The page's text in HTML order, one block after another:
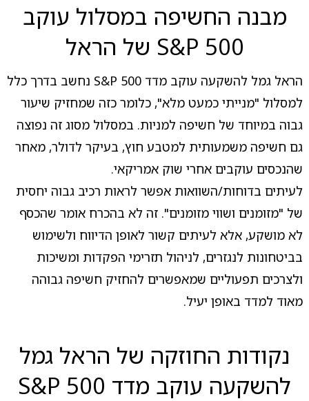
מבנה החשיפה במסלול עוקב
S&P 500 של הראל
הראל גמל להשקעה עוקב מדד S&P 500 נחשב בדרך כלל
למסלול "מנייתי כמעט מלא", כלומר כזה שמחזיק שיעור
גבוה במיוחד של חשיפה למניות. במסלול מסוג זה נפוצה
גם חשיפה משמעותית למטבע חוץ, בעיקר לדולר, מאחר
שהנכסים עוקבים אחרי שוק אמריקאי.
לעיתים בדוחות/השוואות אפשר לראות רכיב גבוה יחסית
של "מזומנים ושווי מזומנים". זה לא בהכרח אומר שהכסף
לא מושקע, אלא לעיתים קשור לאופן הדיווח ולשימוש
בביטחונות לנגזרים, לניהול תזרימי הפקדות ומשיכות
ולצרכים תפעוליים שמאפשרים להחזיק חשיפה גבוהה
מאוד למדד באופן יעיל.
נקודות החוזקה של הראל גמל
להשקעה עוקב מדד S&P 500